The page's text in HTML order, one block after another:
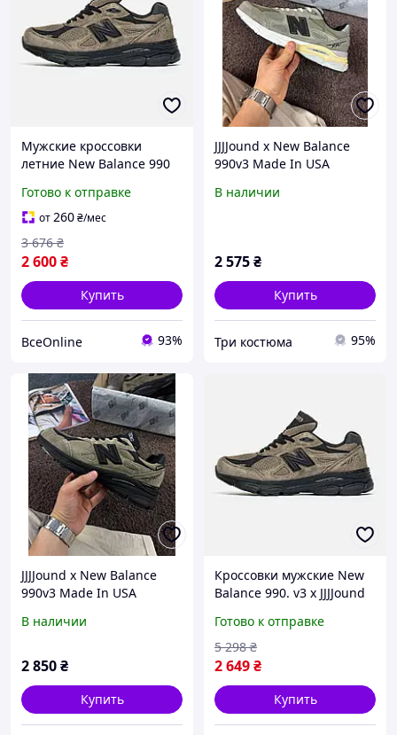
Мужские кроссовки
летние New Balance 990
41 лето
Готово к отправке
от260₴/мес
2 600₴
3 676 ₴
Купить
ВсеOnline 93%
JJJJound x New Balance
990v3 Made In USA
В наличии
2 575₴
Купить
Три костюма 95%
JJJJound x New Balance
990v3 Made In USA
В наличии
2 850₴
Купить
Кроссовки мужские New
Balance 990. v3 x JJJJound
Коричневый 41 размер
Готово к отправке
2 649₴
5 298 ₴
Купить